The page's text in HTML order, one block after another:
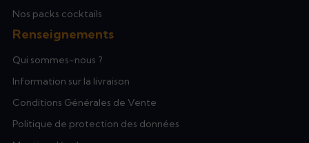
Nos packs cocktails
Renseignements
Qui sommes-nous ?
Information sur la livraison
Conditions Générales de Vente
Politique de protection des données